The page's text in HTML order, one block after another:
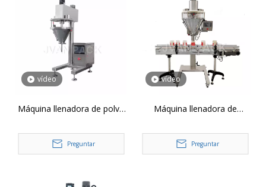
vídeo
Máquina llenadora de polvo
Preguntar
vídeo
Máquina llenadora de
barrena volumétrica de
proteína neumática
Preguntar